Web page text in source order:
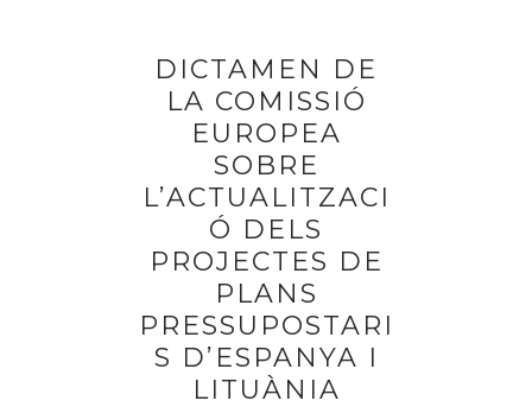
DICTAMEN DE
LA COMISSIÓ
EUROPEA
SOBRE
L’ACTUALITZACI
Ó DELS
PROJECTES DE
PLANS
PRESSUPOSTARI
S D’ESPANYA I
LITUÀNIA